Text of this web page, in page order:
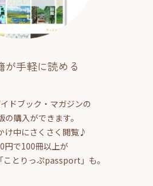
が手軽に読める
ドブック・マガジンの
の購入ができます。
け中にさくさく閲覧♪
円で100冊以上が
とりっぷpassport」も。